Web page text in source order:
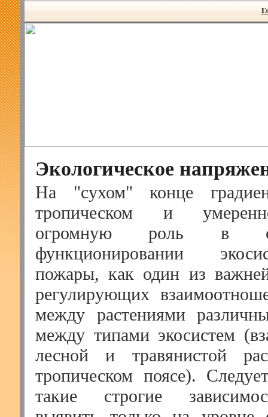
Экологическое
На "сухом" конце
тропическом и
огромную роль в
функционировании
пожары, как один из
регулирующих
между растениями
между типами экосистем
лесной и травянистой
тропическом поясе).
такие строгие